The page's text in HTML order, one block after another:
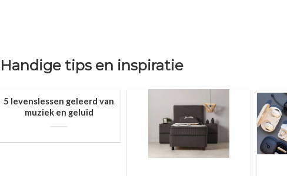
Handige tips en inspiratie
5 levenslessen geleerd van
muziek en geluid